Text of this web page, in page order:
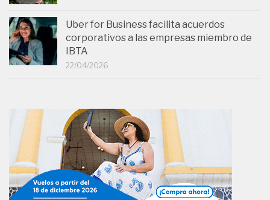
Uber for Business facilita acuerdos
corporativos a las empresas miembro de
IBTA
22/04/2026